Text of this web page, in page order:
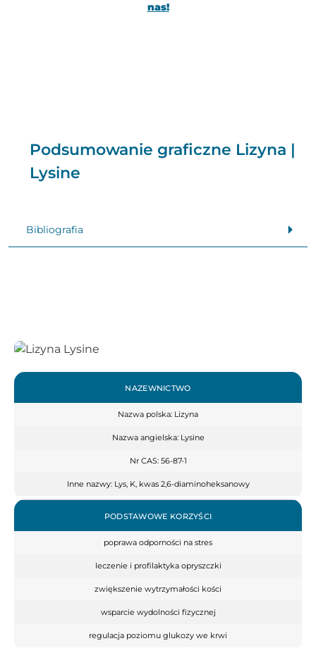
nas!
Podsumowanie graficzne Lizyna |
Lysine
Bibliografia
NAZEWNICTWO
Nazwa polska: Lizyna
Nazwa angielska: Lysine
Nr CAS: 56-87-1
Inne nazwy: Lys, K, kwas 2,6-diaminoheksanowy
PODSTAWOWE KORZYŚCI
poprawa odporności na stres
leczenie i profilaktyka opryszczki
zwiększenie wytrzymałości kości
wsparcie wydolności fizycznej
regulacja poziomu glukozy we krwi